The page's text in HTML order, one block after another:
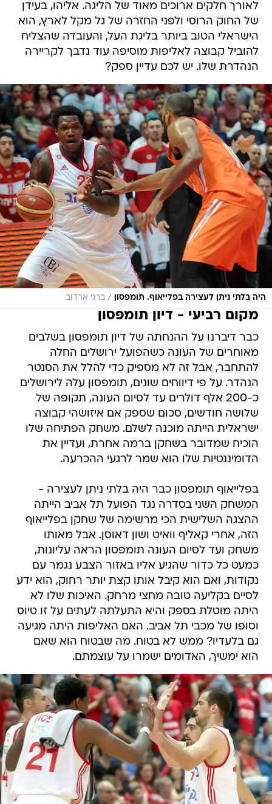
לאורך חלקים ארוכים מאוד של הליגה. אליהו, בעידן
של החוק הרוסי ולפני החזרה של גל מקל לארץ, הוא
הישראלי הטוב ביותר בליגת העל, והעובדה שהצליח
להוביל קבוצה לאליפות מוסיפה עוד נדבך לקריירה
הנהדרת שלו. יש לכם עדיין ספק?
היה בלתי ניתן לעצירה בפלייאוף. תומפסון / ברני ארדוב
מקום רביעי - דיון תומפסון
כבר דיברנו על ההנחתה של דיון תומפסון בשלבים
מאוחרים של העונה כשהפועל ירושלים החלה
להתחבר, אבל זה לא מספיק כדי להלל את הסנטר
הנהדר. על פי דיווחים שונים, תומפסון עלה לירושלים
כ-200 אלף דולרים עד לסיום העונה, תקופה של
שלושה חודשים, סכום שספק אם איזושהי קבוצה
ישראלית הייתה מוכנה לשלם. משחק הפתיחה שלו
הוכיח שמדובר בשחקן ברמה אחרת, ועדיין את
הדומיננטיות שלו הוא שמר לרגעי ההכרעה.
בפלייאוף תומפסון כבר היה בלתי ניתן לעצירה -
המשחק השני בסדרה נגד הפועל תל אביב הייתה
ההצגה השלישית הכי מרשימה של שחקן בפלייאוף
הזה, אחרי קאליף וואיט ושון דאוסן. אבל מאותו
משחק ועד לסיום העונה תומפסון הראה עליונות,
כמעט כל כדור שהגיע אליו באזור הצבע נגמר עם
נקודות, ואם הוא קיבל אותו קצת יותר רחוק, הוא ידע
לסיים בקליעה טובה מחצי מרחק. האיכות שלו לא
היתה מוטלת בספק והיא התעלתה לעתים על זו טיוס
וסופו של מכבי תל אביב. האם האליפות היתה מגיעה
גם בלעדיו? ממש לא בטוח. מה שבטוח הוא שאם
הוא ימשיך, האדומים ישמרו על עוצמתם.